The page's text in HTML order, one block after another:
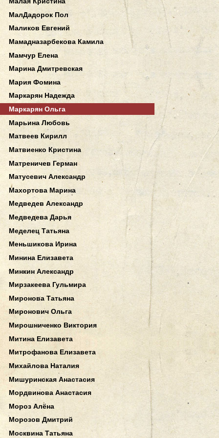
МалДадорок Пол
Маликов Евгений
Мамадназарбекова Камила
Мамчур Елена
Марина Дмитревская
Мария Фомина
Маркарян Надежда
Маркарян Ольга
Марьина Любовь
Матвеев Кирилл
Матвиенко Кристина
Матреничев Герман
Матусевич Александр
Махортова Марина
Медведев Александр
Медведева Дарья
Меделец Татьяна
Меньшикова Ирина
Минина Елизавета
Минкин Александр
Мирзакеева Гульмира
Миронова Татьяна
Миронович Ольга
Мирошниченко Виктория
Митина Елизавета
Митрофанова Елизавета
Михайлова Наталия
Мишуринская Анастасия
Мордвинова Анастасия
Мороз Алёна
Морозов Дмитрий
Москвина Татьяна